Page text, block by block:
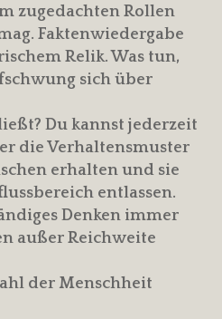
zugedachten Rollen
Faktenwiedergabe
Relik. Was tun,
sich über
Du kannst jederzeit
die Verhaltensmuster
erhalten und sie
entlassen.
Denken immer
außer Reichweite
der Menschheit